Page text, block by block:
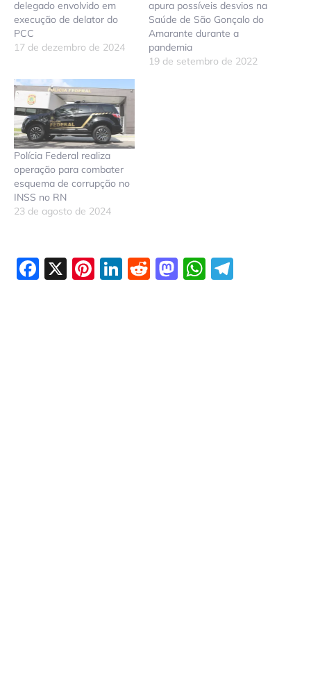
delegado envolvido em
execução de delator do
PCC
17 de dezembro de 2024
apura possíveis desvios na
Saúde de São Gonçalo do
Amarante durante a
pandemia
19 de setembro de 2022
Polícia Federal realiza
operação para combater
esquema de corrupção no
INSS no RN
23 de agosto de 2024
Facebook
X Pinterest
LinkedIn
Reddit
Mastodon